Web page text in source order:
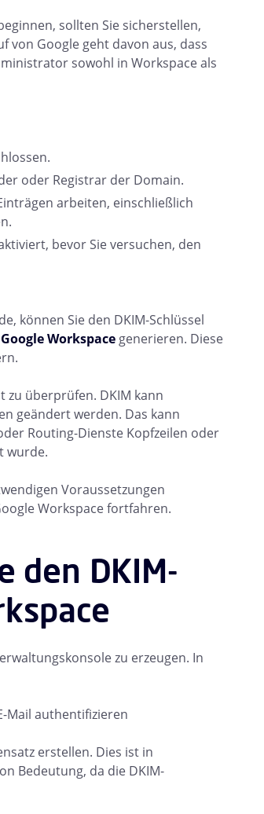
sollten Sie sicherstellen,
von Google geht davon aus, dass
sowohl in Workspace als
oder Registrar der Domain.
arbeiten, einschließlich
bevor Sie versuchen, den
können Sie den DKIM-Schlüssel
Google Workspacegenerieren. Diese
zu überprüfen. DKIM kann
geändert werden. Das kann
Routing-Dienste Kopfzeilen oder
wurde.
Voraussetzungen
Workspace fortfahren.
den DKIM-
zu erzeugen. In
Mail authentifizieren
erstellen. Dies ist in
Bedeutung, da die DKIM-